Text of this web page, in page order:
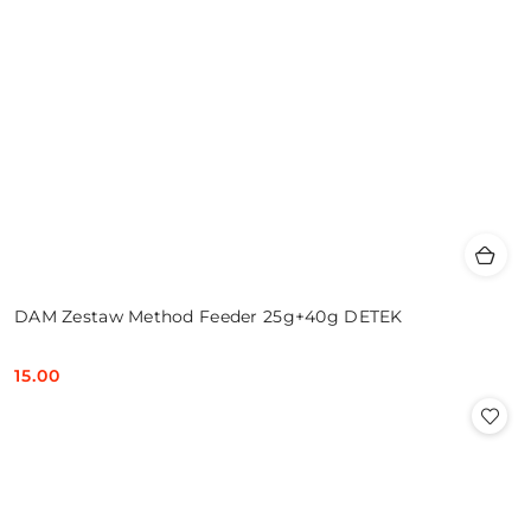
DAM Zestaw Method Feeder 25g+40g DETEK
Cena:
15.00